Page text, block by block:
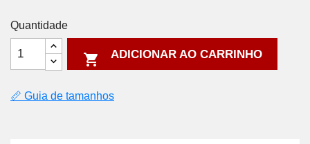
Quantidade
 ADICIONAR AO CARRINHO
📏 Guia de tamanhos